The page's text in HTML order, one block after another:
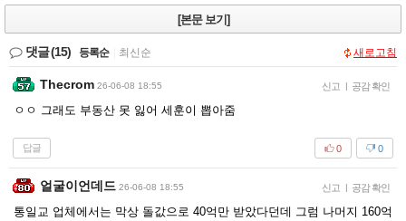
[본문 보기]
댓글(15) 등록순 최신순 새로고침
Thecrom 26-06-08 18:55 신고 | 공감 확인
ㅇㅇ 그래도 부동산 못 잃어 세훈이 뽑아줌
답글 0
0
얼굴이언데드 26-06-08 18:55 신고 | 공감 확인
통일교 업체에서는 막상 돌값으로 40억만 받았다던데 그럼 나머지 160억